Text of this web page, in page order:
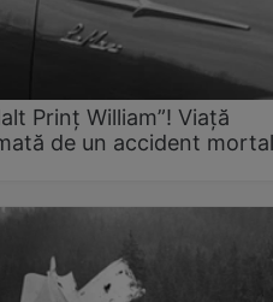
Prinț William”! Viață
de un accident mortal